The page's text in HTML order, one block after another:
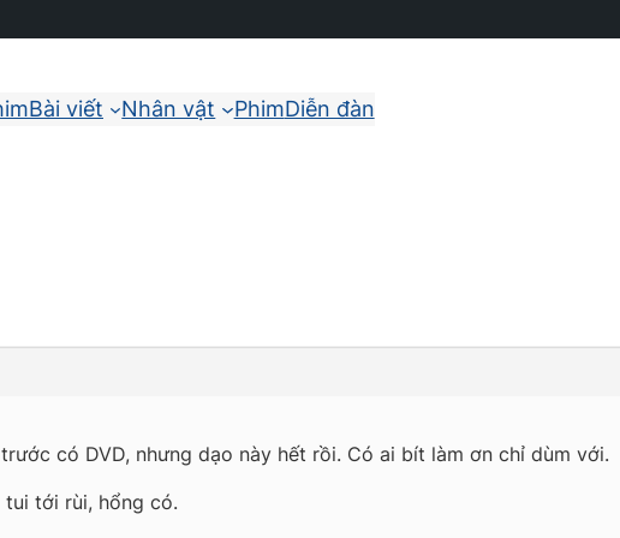
Bài viết Nhân vật PhimDiễn đàn
có DVD, nhưng dạo này hết rồi. Có ai bít làm ơn chỉ dùm với.
tới rùi, hổng có.